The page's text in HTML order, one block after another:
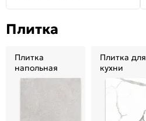
Плитка
Плитка
напольная
Плитка для
кухни